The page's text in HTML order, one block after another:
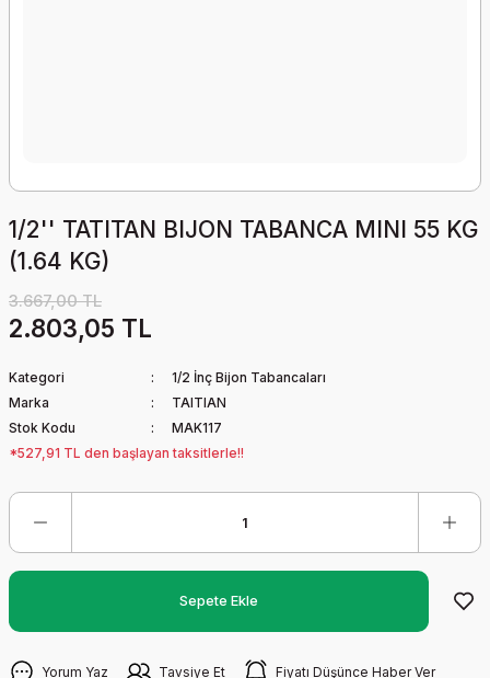
1/2'' TATITAN BIJON TABANCA MINI 55 KG
(1.64 KG)
3.667,00 TL
2.803,05 TL
Kategori
1/2 İnç Bijon Tabancaları
Marka
TAITIAN
Stok Kodu
MAK117
*527,91 TL den başlayan taksitlerle!!
Sepete Ekle
Yorum Yaz Tavsiye Et Fiyatı Düşünce Haber Ver